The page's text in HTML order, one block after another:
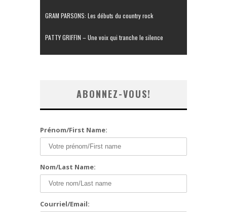
GRAM PARSONS: Les débuts du country rock
PATTY GRIFFIN – Une voix qui tranche le silence
ABONNEZ-VOUS!
Prénom/First Name:
Nom/Last Name:
Courriel/Email: